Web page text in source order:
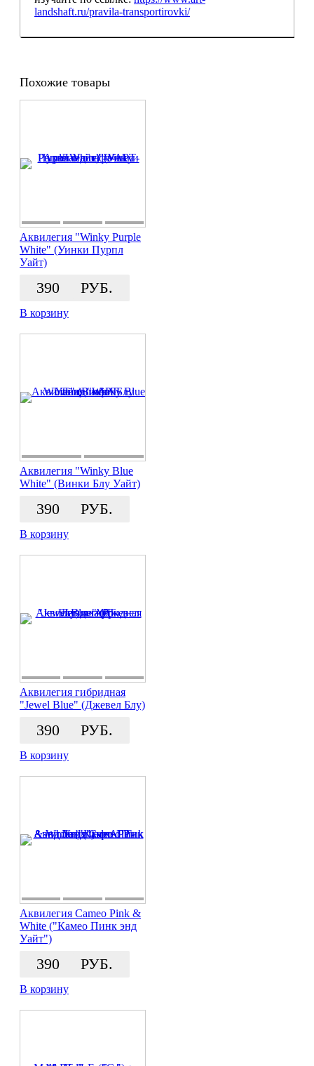
landshaft.ru/pravila-transportirovki/
Похожие товары
Аквилегия "Winky Purple
White" (Уинки Пурпл
Уайт)
390 РУБ.
В корзину
Аквилегия "Winky Blue
White" (Винки Блу Уайт)
390 РУБ.
В корзину
Аквилегия гибридная
"Jewel Blue" (Джевел Блу)
390 РУБ.
В корзину
Аквилегия Cameo Pink &
White ("Камео Пинк энд
Уайт")
390 РУБ.
В корзину